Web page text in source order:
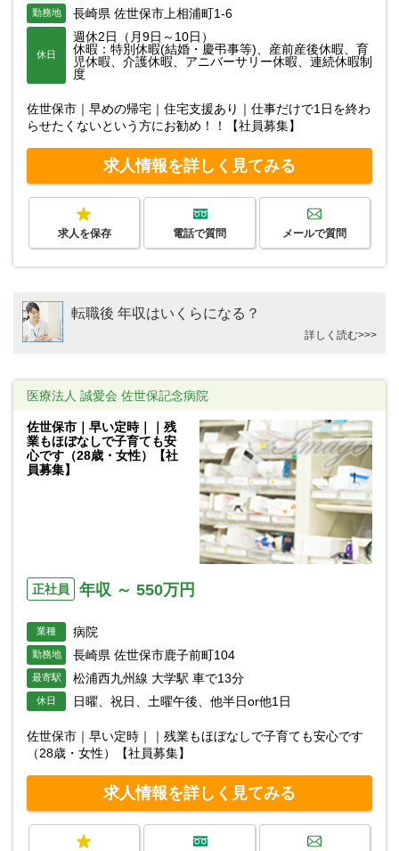
勤務地 長崎県 佐世保市上相浦町1-6
休日
週休2日（月9日～10日）
休暇：特別休暇(結婚・慶弔事等)、産前産後休暇、育
児休暇、介護休暇、アニバーサリー休暇、連続休暇制
度
佐世保市｜早めの帰宅｜住宅支援あり｜仕事だけで1日を終わ
らせたくないという方にお勧め！！【社員募集】
求人情報を詳しく見てみる
求人を保存 電話で質問 メールで質問
転職後 年収はいくらになる？
詳しく読む>>>
医療法人 誠愛会 佐世保記念病院
佐世保市｜早い定時｜｜残
業もほぼなしで子育ても安
心です（28歳・女性）【社
員募集】
正社員 年収 ～ 550万円
業種 病院
勤務地 長崎県 佐世保市鹿子前町104
最寄駅 松浦西九州線 大学駅 車で13分
休日 日曜、祝日、土曜午後、他半日or他1日
佐世保市｜早い定時｜｜残業もほぼなしで子育ても安心です
（28歳・女性）【社員募集】
求人情報を詳しく見てみる